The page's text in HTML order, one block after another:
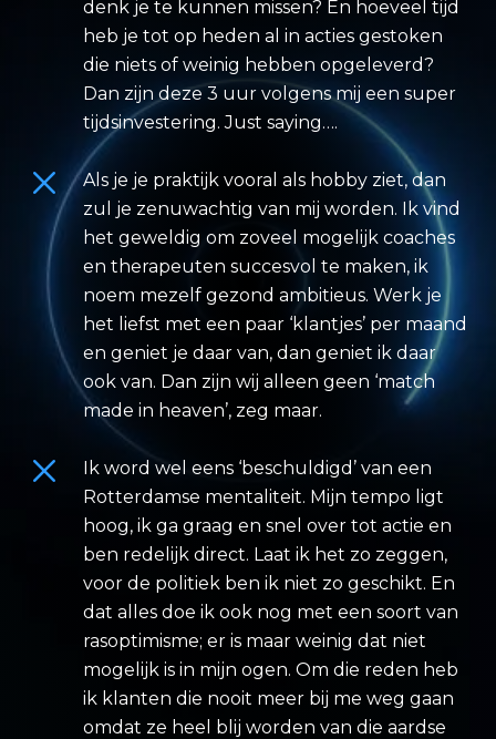
denk je te kunnen missen? En hoeveel tijd
heb je tot op heden al in acties gestoken
die niets of weinig hebben opgeleverd?
Dan zijn deze 3 uur volgens mij een super
tijdsinvestering. Just saying….
Als je je praktijk vooral als hobby ziet, dan
zul je zenuwachtig van mij worden. Ik vind
het geweldig om zoveel mogelijk coaches
en therapeuten succesvol te maken, ik
noem mezelf gezond ambitieus. Werk je
het liefst met een paar ‘klantjes’ per maand
en geniet je daar van, dan geniet ik daar
ook van. Dan zijn wij alleen geen ‘match
made in heaven’, zeg maar.
Ik word wel eens ‘beschuldigd’ van een
Rotterdamse mentaliteit. Mijn tempo ligt
hoog, ik ga graag en snel over tot actie en
ben redelijk direct. Laat ik het zo zeggen,
voor de politiek ben ik niet zo geschikt. En
dat alles doe ik ook nog met een soort van
rasoptimisme; er is maar weinig dat niet
mogelijk is in mijn ogen. Om die reden heb
ik klanten die nooit meer bij me weg gaan
omdat ze heel blij worden van die aardse